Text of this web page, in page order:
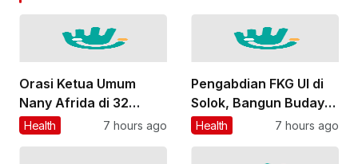
Orasi Ketua Umum
Nany Afrida di 32
Tahun AJI Indonesia
Health 7 hours ago
Pengabdian FKG UI di
Solok, Bangun Budaya
Sehat Gigi dan Mulut
Health 7 hours ago